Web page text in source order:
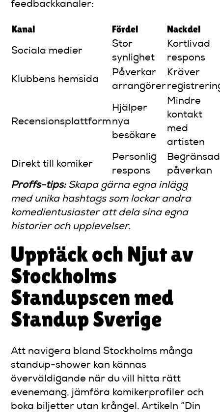
feedbackkanaler:
Kanal Fördel Nackdel
Sociala medier
Stor
synlighet
Kortlivad
respons
Klubbens hemsida
Påverkar
arrangörer
Kräver
Recensionsplattform
Hjälper
nya
besökare
Mindre
kontakt
med
artisten
Direkt till komiker
Personlig
respons
Begränsad
påverkan
Proffs-tips: Skapa gärna egna inlägg
med unika hashtags som lockar andra
komedientusiaster att dela sina egna
historier och upplevelser.
Upptäck och Njut av
Stockholms
Standupscen med
Standup Sverige
Att navigera bland Stockholms många
standup-shower kan kännas
överväldigande när du vill hitta rätt
evenemang, jämföra komikerprofiler och
boka biljetter utan krångel. Artikeln “Din